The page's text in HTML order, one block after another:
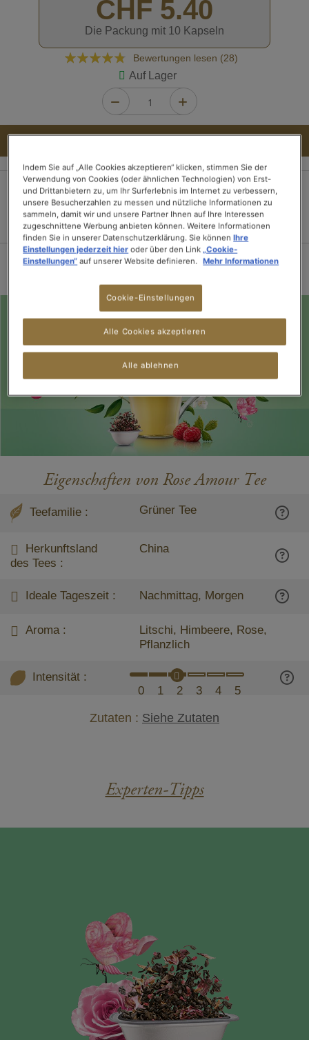
CHF 5.40
Die Packung mit 10 Kapseln
Bewertung:
Bewertungen lesen (28)
Auf Lager
100% sichere
Zahlung
Lieferung innerhalb
von 3 Tagen
Kostenloser Versand
ab 15 Tee-
Packungen
Eigenschaften von Rose Amour Tee
Teefamilie : Grüner Tee
Herkunftsland
des Tees :
China
Ideale Tageszeit : Nachmittag, Morgen
Aroma :
Litschi, Himbeere, Rose,
Pflanzlich
Intensität :
0
1 2 3 4 5
Zutaten : Siehe Zutaten
Experten-Tipps
Indem Sie auf „Alle Cookies akzeptieren“ klicken, stimmen Sie der
Verwendung von Cookies (oder ähnlichen Technologien) von Erst-
und Drittanbietern zu, um Ihr Surferlebnis im Internet zu verbessern,
unsere Besucherzahlen zu messen und nützliche Informationen zu
sammeln, damit wir und unsere Partner Ihnen auf Ihre Interessen
zugeschnittene Werbung anbieten können. Weitere Informationen
finden Sie in unserer Datenschutzerklärung. Sie könnenIhre
Einstellungen jederzeit hier oder über den Link „Cookie-
Einstellungen“ auf unserer Website definieren. Mehr Informationen
Cookie-Einstellungen
Alle ablehnen
Alle Cookies akzeptieren